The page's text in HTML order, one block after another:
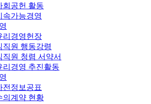
회공헌 활동
속가능경영
리경영헌장
직원 행동강령
직원 청렴 서약서
리경영 추진활동
전정보공표
의계약 현황